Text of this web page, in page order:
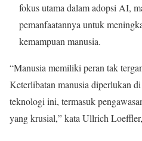
fokus utama dalam adopsi AI,
pemanfaatannya untuk
kemampuan manusia.
“Manusia memiliki peran tak
Keterlibatan manusia diperlukan
teknologi ini, termasuk
yang krusial,” kata Ullrich